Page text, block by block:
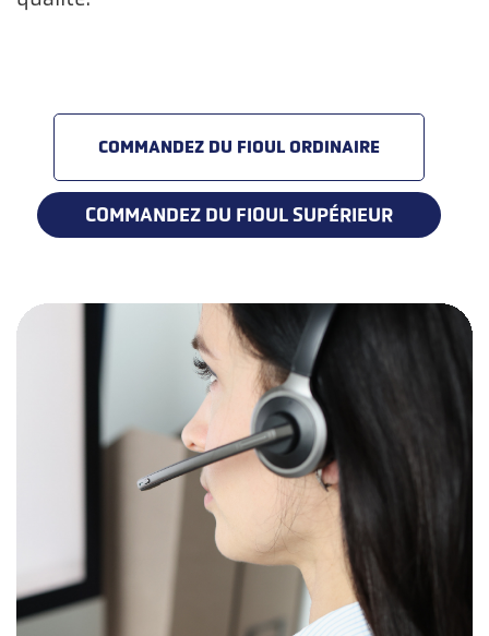
COMMANDEZ DU FIOUL ORDINAIRE
COMMANDEZ DU FIOUL SUPÉRIEUR